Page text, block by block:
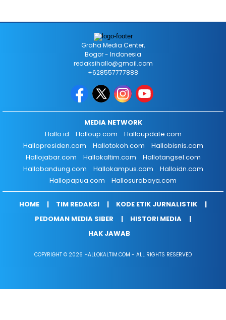
Graha Media Center,
Bogor - Indonesia
redaksihallo@gmail.com
+628557777888
MEDIA NETWORK
Hallo.id
Halloup.com
Halloupdate.com
Hallopresiden.com
Hallotokoh.com
Hallobisnis.com
Hallojabar.com
Hallokaltim.com
Hallotangsel.com
Hallobandung.com
Hallokampus.com
Halloidn.com
Hallopapua.com
Hallosurabaya.com
HOME TIM REDAKSI
KODE ETIK JURNALISTIK
PEDOMAN MEDIA SIBER
HISTORI MEDIA
HAK JAWAB
COPYRIGHT © 2026 HALLOKALTIM.COM - ALL RIGHTS RESERVED